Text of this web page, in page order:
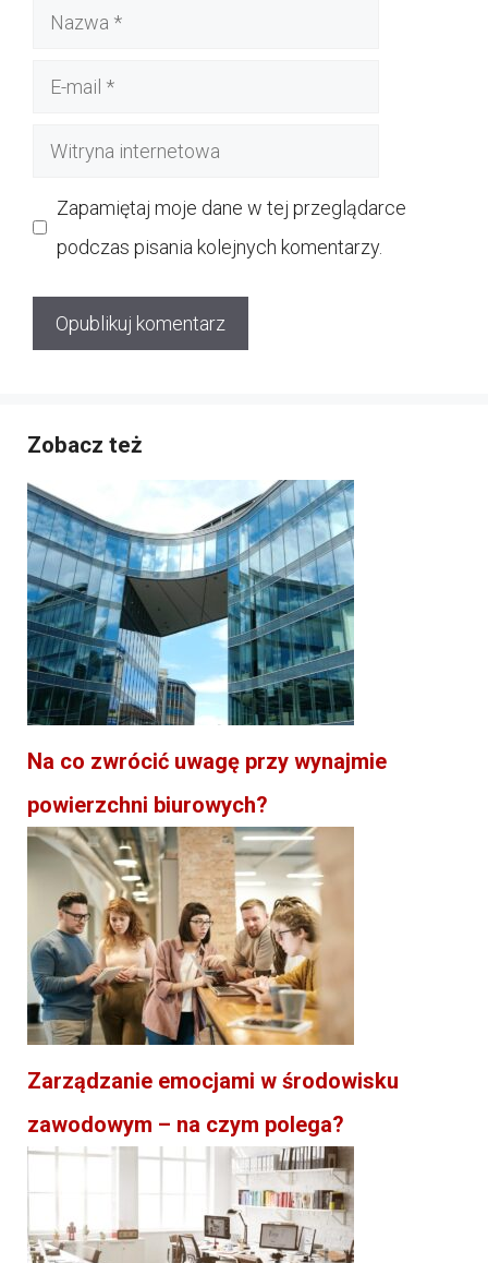
Nazwa
Witryna
Zapamiętaj moje dane w tej przeglądarce
podczas pisania kolejnych komentarzy.
Zobacz też
Na co zwrócić uwagę przy wynajmie
powierzchni biurowych?
Zarządzanie emocjami w środowisku
zawodowym – na czym polega?